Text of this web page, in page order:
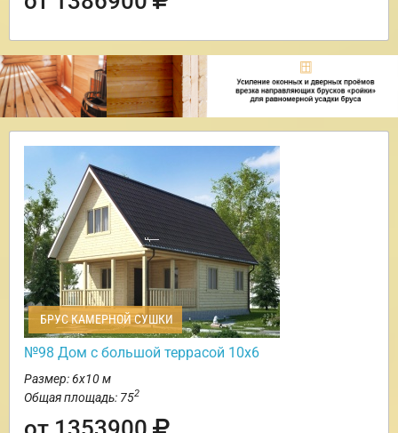
БРУС КАМЕРНОЙ СУШКИ
№98 Дом с большой террасой 10х6
Размер: 6х10 м
Общая площадь: 752